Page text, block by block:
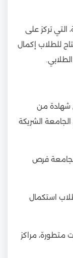
التي تركز على
للطلاب إكمال
شهادة من
الشريكة
فرص
استكمال
متطورة، مراكز